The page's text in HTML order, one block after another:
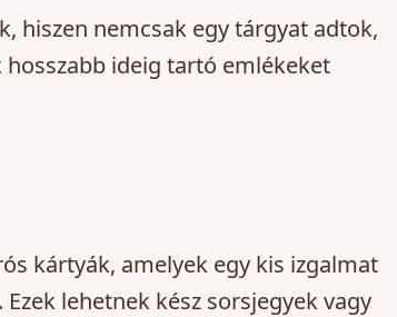
hiszen nemcsak egy tárgyat adtok,
hosszabb ideig tartó emlékeket
kártyák, amelyek egy kis izgalmat
lehetnek kész sorsjegyek vagy